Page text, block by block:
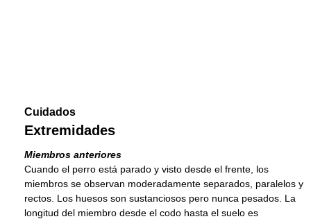
Cuidados
Extremidades
Miembros anteriores
Cuando el perro está parado y visto desde el frente, los
miembros se observan moderadamente separados, paralelos y
rectos. Los huesos son sustanciosos pero nunca pesados. La
longitud del miembro desde el codo hasta el suelo es